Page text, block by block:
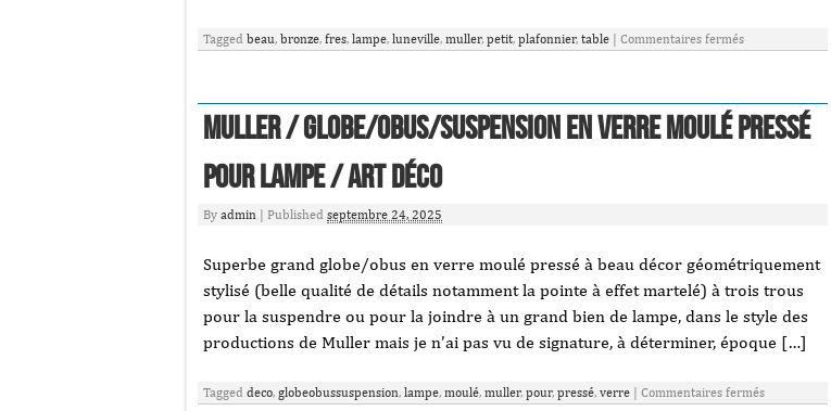
Tagged beau, bronze, fres, lampe, luneville, muller, petit, plafonnier, table Commentaires fermés
Muller / Globe/obus/suspension en verre moulé pressé
pour lampe / Art Déco
By admin Published septembre 24, 2025
Superbe grand globe/obus en verre moulé pressé à beau décor géométriquement
stylisé (belle qualité de détails notamment la pointe à effet martelé) à trois trous
pour la suspendre ou pour la joindre à un grand bien de lampe, dans le style des
productions de Muller mais je n’ai pas vu de signature, à déterminer, époque […]
Tagged deco, globeobussuspension, lampe, moulé, muller, pour, pressé, verre Commentaires fermés